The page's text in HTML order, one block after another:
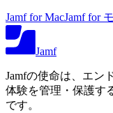
Jamf for MacJamf for
Jamf
Jamfの使命は、エン
体験を管理・保護す
です。